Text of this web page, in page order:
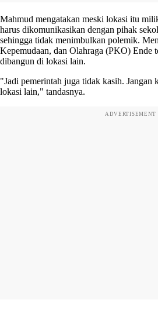
Mahmud mengatakan meski lokasi itu
harus dikomunikasikan dengan pihak
sehingga tidak menimbulkan polemik.
Kepemudaan, dan Olahraga (PKO) Ende
dibangun di lokasi lain.
"Jadi pemerintah juga tidak kasih. Jangan
lokasi lain," tandasnya.
ADVERTISEMENT